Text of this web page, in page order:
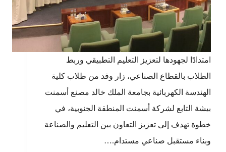
امتدادًا لجهودها لتعزيز التعليم التطبيقي وربط
الطلاب بالقطاع الصناعي، زار وفد من طلاب كلية
الهندسة الكهربائية بجامعة الملك خالد مصنع أسمنت
بيشة التابع لشركة أسمنت المنطقة الجنوبية، في
خطوة تهدف إلى تعزيز التعاون بين التعليم والصناعة
وبناء مستقبل صناعي مستدام.…